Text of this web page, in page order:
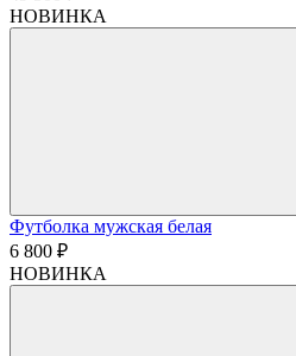
НОВИНКА
Футболка мужская белая
6 800 ₽
НОВИНКА